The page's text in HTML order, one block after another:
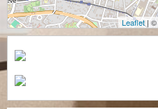
Leaflet| ©